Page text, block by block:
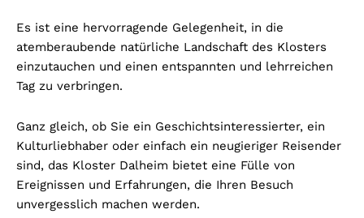
Es ist eine hervorragende Gelegenheit, in die
atemberaubende natürliche Landschaft des Klosters
einzutauchen und einen entspannten und lehrreichen
Tag zu verbringen.
Ganz gleich, ob Sie ein Geschichtsinteressierter, ein
Kulturliebhaber oder einfach ein neugieriger Reisender
sind, das Kloster Dalheim bietet eine Fülle von
Ereignissen und Erfahrungen, die Ihren Besuch
unvergesslich machen werden.